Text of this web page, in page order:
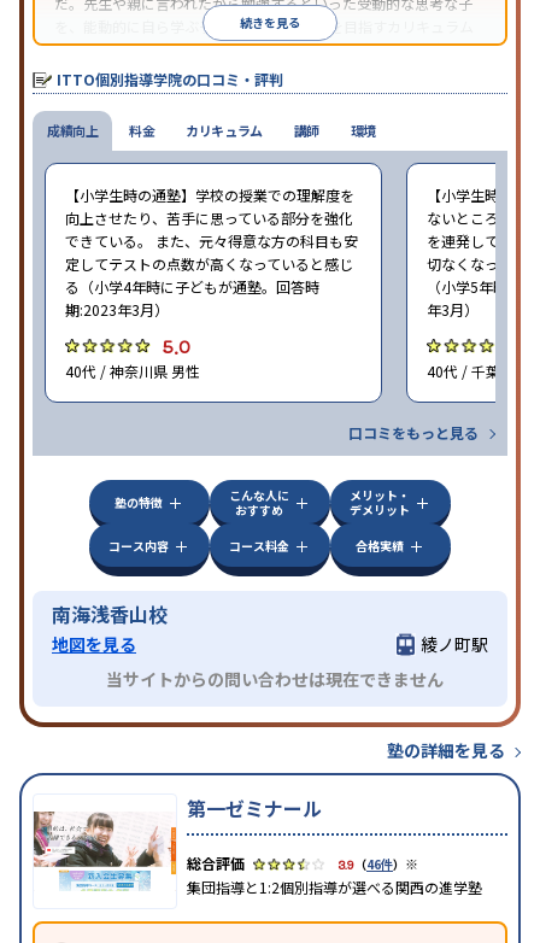
を、能動的に自ら学ぶ子に育てていくことを目指すカリキュラム
である。個別指導の授業とは別に、集団授業形式の特別講座とし
て別料金で提供されるので、単なる成績アップ以上の、子どもの
心の成長を求める家庭にオススメだ。
続きを見る
ITTO個別指導学院の口コミ・評判
成績向上
【小学生時の通塾】学校の授業での理解度を
向上させたり、苦手に思っている部分を強化
できている。 また、元々得意な方の科目も安
定してテストの点数が高くなっていると感じ
る（小学4年時に子どもが通塾。回答時
期:2023年3月）
5.0
40代 / 神奈川県 男性
【小学生時の通
ないところがあ
を連発していた
切なくなった。
（小学5年時に
年3月）
40代 / 千葉県 女
口コミをもっと見る
料金 カリキュラム 講師 環境
塾の特徴
こんな人に
おすすめ
メリット・
デメリット
コース内容
コース料金 合格実績
南海浅香山校
地図を見る
綾ノ町駅
当サイトからの問い合わせは現在できません
塾の詳細を見る
第一ゼミナール
3.9 （46件） ※
集団指導と1:2個別指導が選べる関西の進学塾